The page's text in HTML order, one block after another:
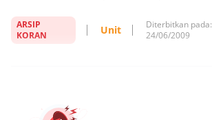
ARSIP
KORAN
Unit
Diterbitkan pada:
24/06/2009